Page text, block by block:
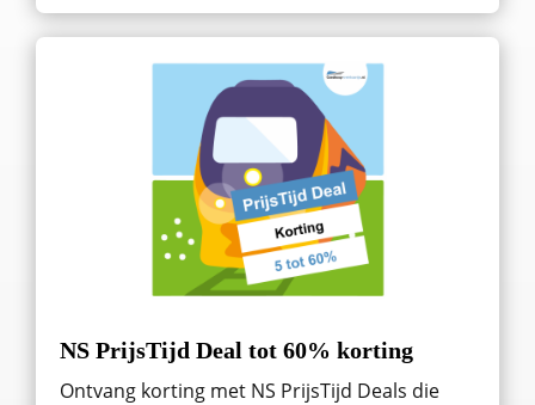
NS PrijsTijd Deal tot 60% korting
Ontvang korting met NS PrijsTijd Deals die